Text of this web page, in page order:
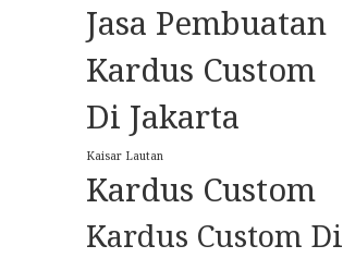
Jasa Pembuatan
Kardus Custom
Di Jakarta
Kaisar Lautan
Kardus Custom
Kardus Custom Di